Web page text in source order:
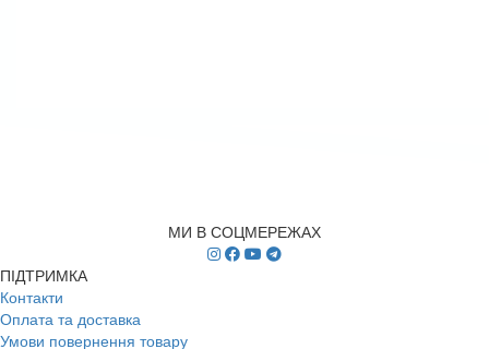
МИ В СОЦМЕРЕЖАХ
ПІДТРИМКА
Контакти
Оплата та доставка
Умови повернення товару